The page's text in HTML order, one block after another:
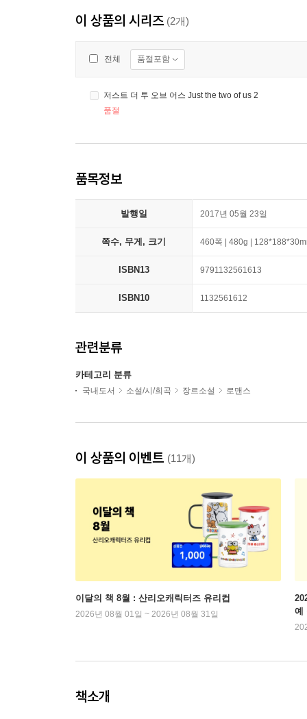
이 상품의 시리즈 (2개)
전체 품절포함
저스트 더 투 오브 어스 Just the two of us 2
품절
품목정보
발행일 2017년 05월 23일
쪽수, 무게, 크기 460쪽 | 480g |
ISBN13 9791132561613
ISBN10 1132561612
관련분류
카테고리 분류
국내도서 소설/시/희곡 장르소설 로맨스
이 상품의 이벤트 (11개)
이달의 책 8월 : 산리오캐릭터즈 유리컵
2026년 08월 01일 ~ 2026년 08월 31일
예
책소개